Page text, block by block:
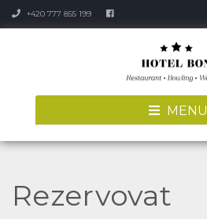
+420 777 855 199
MENU
Rezervovat